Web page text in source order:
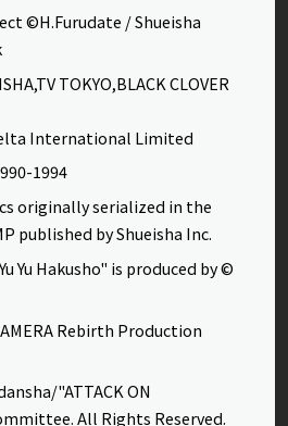
©H.Furudate / Shueisha
TOKYO,BLACK CLOVER
International Limited
1994
originally serialized in the
published by Shueisha Inc.
Yu Hakusho" is produced by ©
Rebirth Production
"ATTACK ON
All Rights Reserved.